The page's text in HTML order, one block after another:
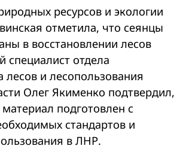
ресурсов и экологии
отметила, что сеянцы
в восстановлении лесов
специалист отдела
лесов и лесопользования
Олег Якименко подтвердил,
подготовлен с
стандартов и
в ЛНР.